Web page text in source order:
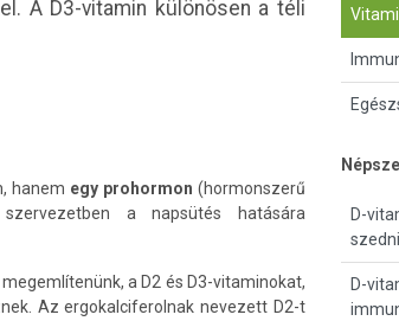
A D3-vitamin különösen a téli
hanem egy prohormon (hormonszerű
a napsütés hatására
a D2 és D3-vitaminokat,
Az ergokalciferolnak nevezett D2-t
D-
D-